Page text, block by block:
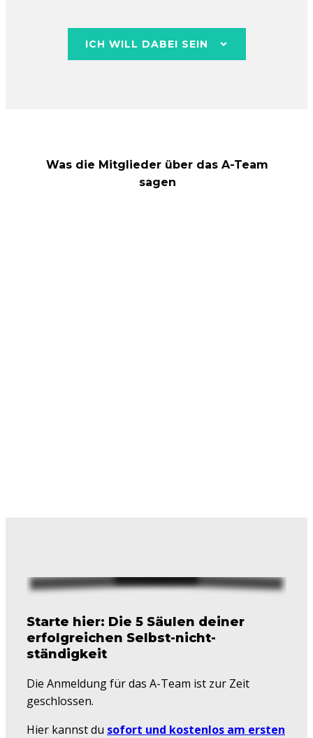
ICH WILL DABEI SEIN
Was die Mitglieder über das A-Team
sagen
Starte hier: Die 5 Säulen deiner
erfolgreichen Selbst-nicht-
ständigkeit
Die Anmeldung für das A-Team ist zur Zeit
geschlossen.
Hier kannst du sofort und kostenlos am ersten